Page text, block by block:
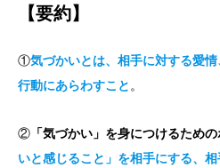
【要約】
①気づかいとは、相手に対する愛
行動にあらわすこと 。
② 「気づかい」を身につけるための
いと感じること」を相手にする、